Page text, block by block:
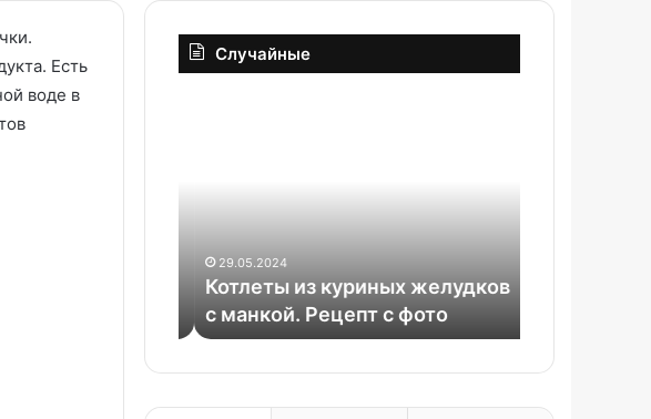
Есть
воде в
Случайные
фото
29.05.2024
Котлеты из куриных желудков
с манкой. Рецепт с фото